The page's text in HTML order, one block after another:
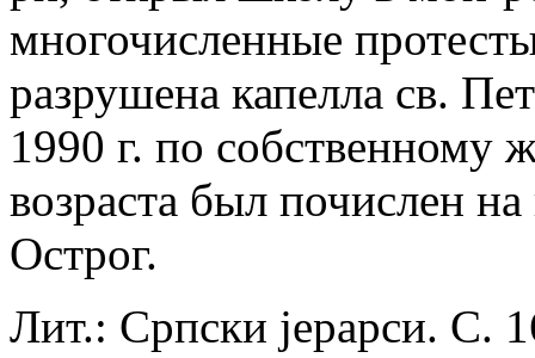
многочисленные
разрушена капелла св.
1990 г. по собственному
возраста был почислен
Острог.
Лит.: Српски jерарси. С.